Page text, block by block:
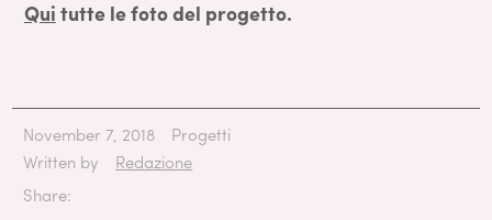
Qui tutte le foto del progetto.
November 7, 2018
Progetti
Written by
Redazione
Share: